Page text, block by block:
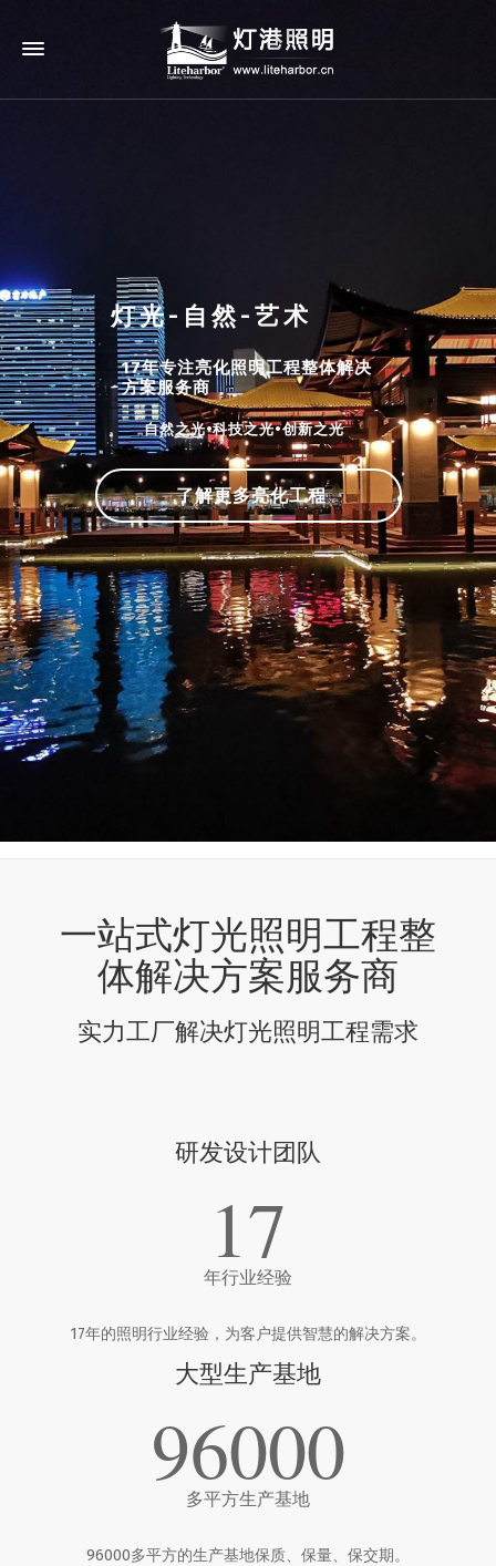
灯光-自然-艺术
17年专注亮化照明工程整体解决
方案服务商
自然之光•科技之光•创新之光
了解更多亮化工程
一站式灯光照明工程整
体解决方案服务商
实力工厂解决灯光照明工程需求
研发设计团队
17
年行业经验
17年的照明行业经验，为客户提供智慧的解决方案。
大型生产基地
96000
多平方生产基地
96000多平方的生产基地保质、保量、保交期。